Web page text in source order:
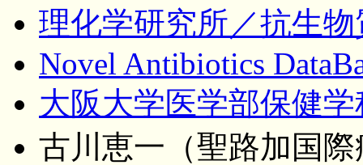
理化学研究所／抗生
Novel Antibiotics
大阪大学医学部保健
古川恵一（聖路加国